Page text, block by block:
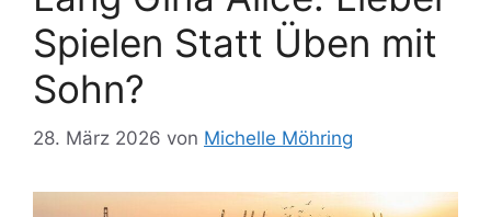
Spielen Statt Üben mit
Sohn?
28. März 2026 von Michelle Möhring